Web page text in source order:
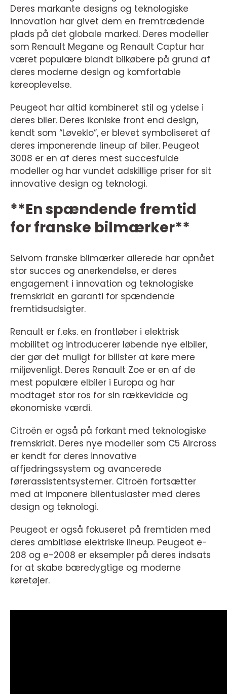
Deres markante designs og teknologiske
innovation har givet dem en fremtrædende
plads på det globale marked. Deres modeller
som Renault Megane og Renault Captur har
været populære blandt bilkøbere på grund af
deres moderne design og komfortable
køreoplevelse.
Peugeot har altid kombineret stil og ydelse i
deres biler. Deres ikoniske front end design,
kendt som “Løveklo”, er blevet symboliseret af
deres imponerende lineup af biler. Peugeot
3008 er en af deres mest succesfulde
modeller og har vundet adskillige priser for sit
innovative design og teknologi.
**En spændende fremtid
for franske bilmærker**
Selvom franske bilmærker allerede har opnået
stor succes og anerkendelse, er deres
engagement i innovation og teknologiske
fremskridt en garanti for spændende
fremtidsudsigter.
Renault er f.eks. en frontløber i elektrisk
mobilitet og introducerer løbende nye elbiler,
der gør det muligt for bilister at køre mere
miljøvenligt. Deres Renault Zoe er en af de
mest populære elbiler i Europa og har
modtaget stor ros for sin rækkevidde og
økonomiske værdi.
Citroën er også på forkant med teknologiske
fremskridt. Deres nye modeller som C5 Aircross
er kendt for deres innovative
affjedringssystem og avancerede
førerassistentsystemer. Citroën fortsætter
med at imponere bilentusiaster med deres
design og teknologi.
Peugeot er også fokuseret på fremtiden med
deres ambitiøse elektriske lineup. Peugeot e-
208 og e-2008 er eksempler på deres indsats
for at skabe bæredygtige og moderne
køretøjer.